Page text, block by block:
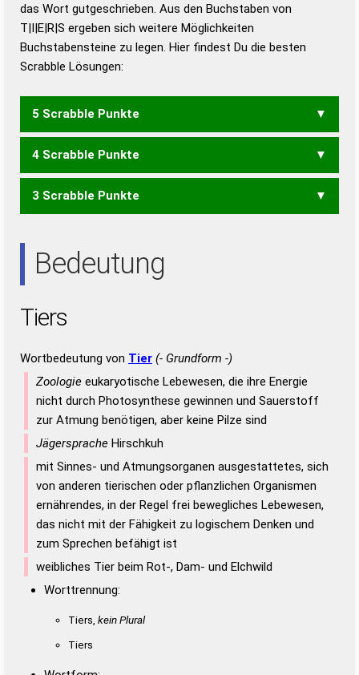
Duden – Die deutsche Grammatik
Duden – Deutsches
das Wort gutgeschrieben. Aus den Buchstaben von
T|I|E|R|S ergeben sich weitere Möglichkeiten
Buchstabensteine zu legen. Hier findest Du die besten
Scrabble Lösungen:
5 Scrabble Punkte
ERSTI REIST RIEST RIETS
4 Scrabble Punkte
EIST ERST REIS REIT
SIRE SITE STER
3 Scrabble Punkte
Bedeutung
Tiers
Wortbedeutung von Tier (- Grundform -)
Zoologie eukaryotische Lebewesen, die ihre Energie
nicht durch Photosynthese gewinnen und Sauerstoff
zur Atmung benötigen, aber keine Pilze sind
Jägersprache Hirschkuh
mit Sinnes- und Atmungsorganen ausgestattetes, sich
von anderen tierischen oder pflanzlichen Organismen
ernährendes, in der Regel frei bewegliches Lebewesen,
das nicht mit der Fähigkeit zu logischem Denken und
zum Sprechen befähigt ist
weibliches Tier beim Rot-, Dam- und Elchwild
Worttrennung:
Tiers, kein Plural
Tiers